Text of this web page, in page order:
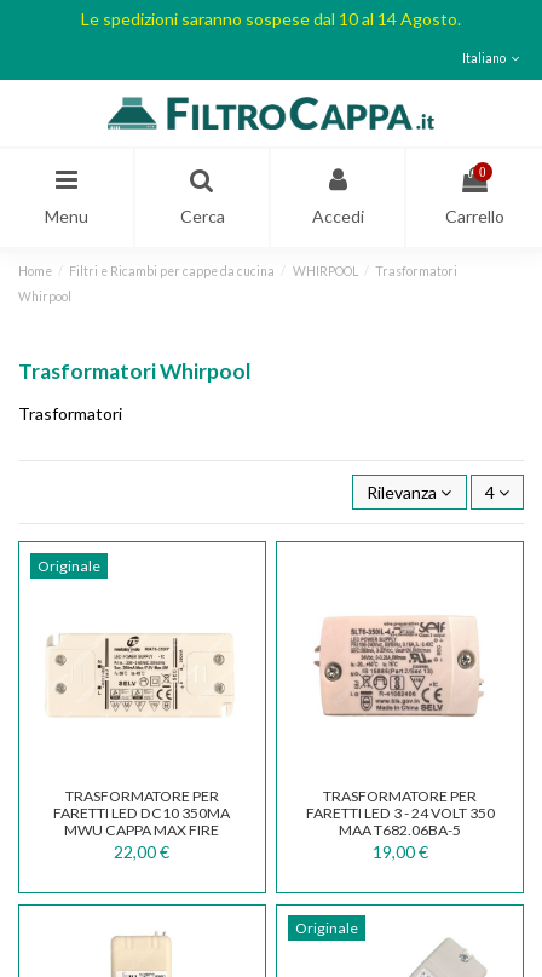
Le spedizioni saranno sospese dal 10 al 14 Agosto.
Italiano
Menu Cerca Accedi
0
Carrello
Home Filtri e Ricambi per cappe da cucina WHIRPOOL
Trasformatori
Whirpool
Trasformatori Whirpool
Trasformatori
Rilevanza 4
Originale
TRASFORMATORE PER
FARETTI LED DC10 350MA
MWU CAPPA MAX FIRE
141500820
22,00 €
TRASFORMATORE PER
FARETTI LED 3 - 24 VOLT 350
MAA T682.06BA-5
19,00 €
Originale